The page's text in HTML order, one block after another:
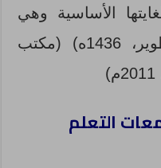
الأساسية وهي
تحسين تعلم الطلاب. (تطوير، 1436ه) (مكتب
التعلم